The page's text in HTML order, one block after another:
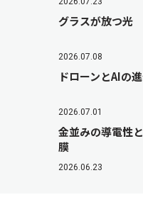
グラスが放つ光
2026.07.08
ドローンとAIの
2026.07.01
金並みの導電性
膜
2026.06.23